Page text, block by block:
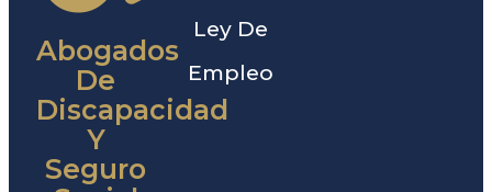
Abogados
De
Discapacidad
Y
Seguro
Ley De
Empleo